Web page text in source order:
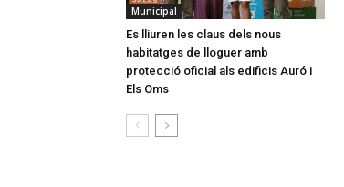
Municipal
Es lliuren les claus dels nous
habitatges de lloguer amb
protecció oficial als edificis Auró i
Els Oms